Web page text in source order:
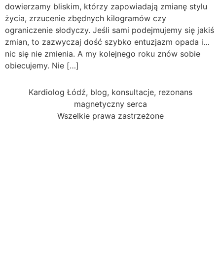
dowierzamy bliskim, którzy zapowiadają zmianę stylu
życia, zrzucenie zbędnych kilogramów czy
ograniczenie słodyczy. Jeśli sami podejmujemy się jakiś
zmian, to zazwyczaj dość szybko entuzjazm opada i…
nic się nie zmienia. A my kolejnego roku znów sobie
obiecujemy. Nie […]
Kardiolog Łódź, blog, konsultacje, rezonans
magnetyczny serca
Wszelkie prawa zastrzeżone